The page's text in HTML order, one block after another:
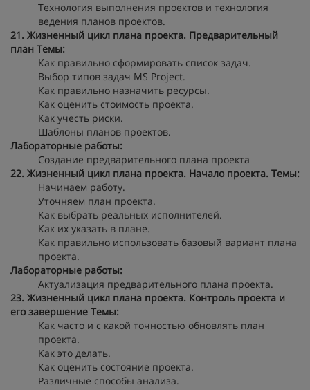
Технология выполнения проектов и технология
ведения планов проектов.
21. Жизненный цикл плана проекта. Предварительный
план Темы:
Как правильно сформировать список задач.
Выбор типов задач MS Project.
Как правильно назначить ресурсы.
Как оценить стоимость проекта.
Как учесть риски.
Шаблоны планов проектов.
Лабораторные работы:
Создание предварительного плана проекта
22. Жизненный цикл плана проекта. Начало проекта. Темы:
Начинаем работу.
Уточняем план проекта.
Как выбрать реальных исполнителей.
Как их указать в плане.
Как правильно использовать базовый вариант плана
проекта.
Лабораторные работы:
Актуализация предварительного плана проекта.
23. Жизненный цикл плана проекта. Контроль проекта и
его завершение Темы:
Как часто и с какой точностью обновлять план
проекта.
Как это делать.
Как оценить состояние проекта.
Различные способы анализа.